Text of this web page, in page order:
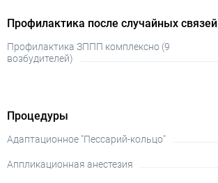
Профилактика после случайных связей
Профилактика ЗППП комплексно (9
возбудителей)
Процедуры
Адаптационное "Пессарий-кольцо"
Аппликационная анестезия